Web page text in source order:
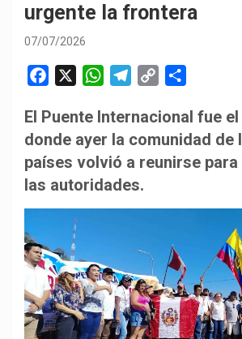
urgente la frontera
07/07/2026
c
e
b
o
W
a
t
s
A
l
e
g
r
p
y
L
m
p
a
El Puente Internacional fue
donde ayer la comunidad de
países volvió a reunirse
las autoridades.